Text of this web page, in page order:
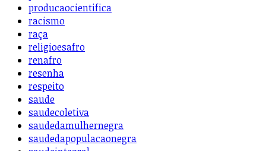
producaocientifica
racismo
raça
religioesafro
renafro
resenha
respeito
saude
saudecoletiva
saudedamulhernegra
saudedapopulacaonegra